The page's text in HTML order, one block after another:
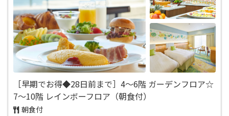
［早期でお得◆28日前まで］4～6階 ガーデンフロア☆
7～10階 レインボーフロア（朝食付）
朝食付